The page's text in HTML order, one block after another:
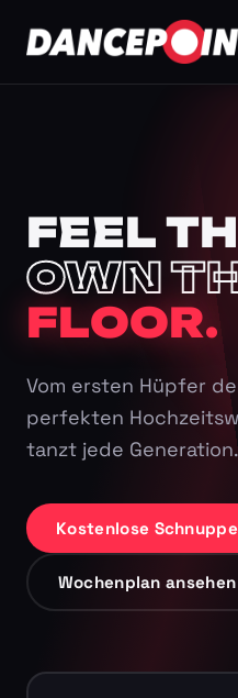
FEEL
OWN
FLOOR.
Vom ersten Hüpfer
perfekten
tanzt jede
Kostenlose
Wochenplan ansehen